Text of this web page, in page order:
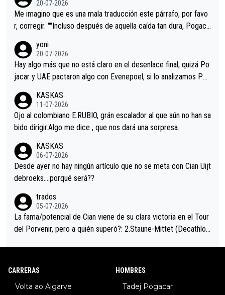
tristes sin victorias.
20-07-2026
Me imagino que es una mala traducción este párrafo, por favo
r, corregir. ""Incluso después de aquella caída tan dura, Pogaca
permaneció pegado a su rueda. Parecía increíble la forma en l
a que era capaz de controlar el miedo", recordó."
yoni
20-07-2026
Hay algo más que no está claro en el desenlace final, quizá Po
jacar y UAE pactaron algo con Evenepoel, si lo analizamos Poj
i sin pedalear, luego está el saludo con Evenepoel dándose la
mano de una manera muy fraternal, más allá de los típicos toqu
es en el hombro con que saludaba a Vingegard. Ahí hubo una in
eta, a ver si por querer poner a Del Toro con calzador en posi
ción de podio UAE y Pojacar se van complicar el tour.
KASKAS
11-07-2026
Ojo al colombiano E.RUBIO, grán escalador al que aún no han sa
bido dirigir.Algo me dice , que nos dará una sorpresa.
KASKAS
06-07-2026
Desde ayer no hay ningún artículo que no se meta con Cian Uijt
debroeks….porqué será??
trados
05-07-2026
La fama/potencial de Cian viene de su clara victoria en el Tour
del Porvenir, pero a quién superó?: 2.Staune-Mittet (Decathlon,
CARRERAS
Volta ao Algarve
HOMBRES
Tadej Pogacar